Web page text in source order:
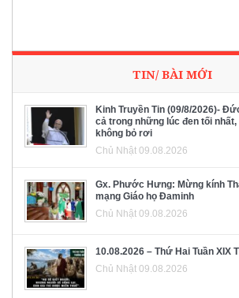
TIN/ BÀI MỚI
Kinh Truyền Tin (09/8/2026)-
cả trong những lúc đen tối nhất,
không bỏ rơi
Chủ Nhật 09.08.2026
Gx. Phước Hưng: Mừng kính
mạng Giáo họ Đaminh
Chủ Nhật 09.08.2026
10.08.2026 – Thứ Hai Tuần XIX
Chủ Nhật 09.08.2026